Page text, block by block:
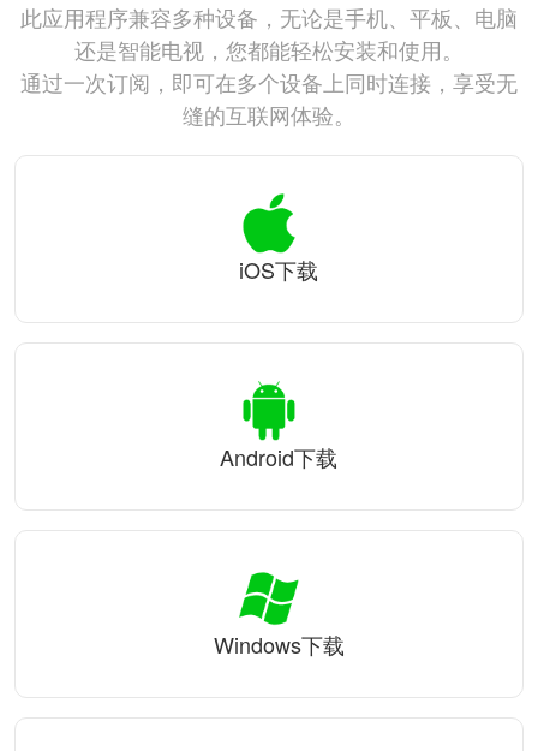
此应用程序兼容多种设备，无论是手机、平板、电脑
还是智能电视，您都能轻松安装和使用。
通过一次订阅，即可在多个设备上同时连接，享受无
缝的互联网体验。
iOS下载
Android下载
Windows下载